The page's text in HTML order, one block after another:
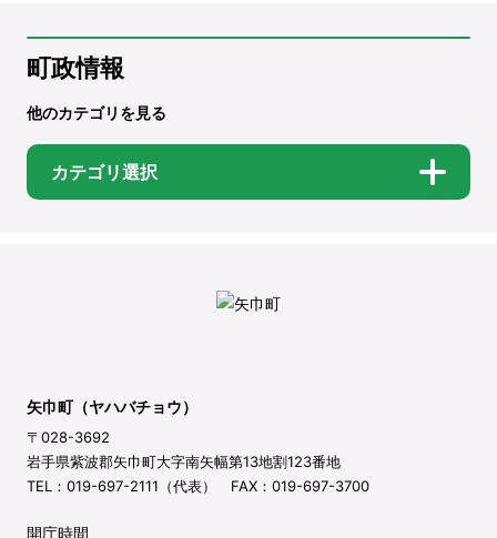
町政情報
他のカテゴリを見る
カテゴリ選択
矢巾町（ヤハバチョウ）
〒028-3692
岩手県紫波郡矢巾町大字南矢幅第13地割123番地
TEL：019-697-2111（代表） FAX：019-697-3700
開庁時間